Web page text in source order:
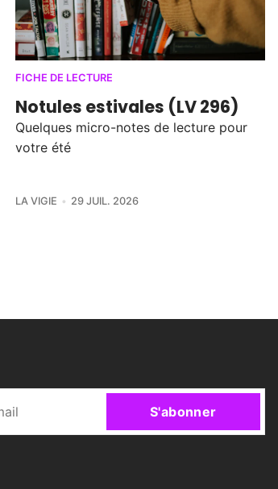
FICHE DE LECTURE
Notules estivales (LV 296)
Quelques micro-notes de lecture pour
votre été
LA VIGIE 29 JUIL. 2026
S'abonner